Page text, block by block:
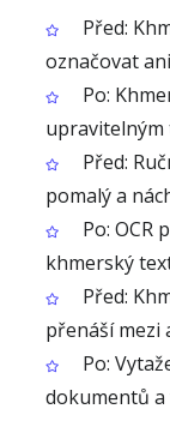
Před:
označovat
Po:
upravitelným
Před:
pomalý a
Po: OCR
khmerský
Před:
přenáší mezi
Po:
dokumentů